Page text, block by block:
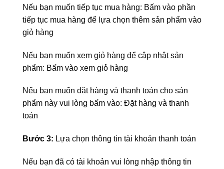
Nếu bạn muốn tiếp tục mua hàng: Bấm vào phần
tiếp tục mua hàng để lựa chọn thêm sản phẩm vào
giỏ hàng
Nếu bạn muốn xem giỏ hàng để cập nhật sản
phẩm: Bấm vào xem giỏ hàng
Nếu bạn muốn đặt hàng và thanh toán cho sản
phẩm này vui lòng bấm vào: Đặt hàng và thanh
toán
Bước 3: Lựa chọn thông tin tài khoản thanh toán
Nếu bạn đã có tài khoản vui lòng nhập thông tin